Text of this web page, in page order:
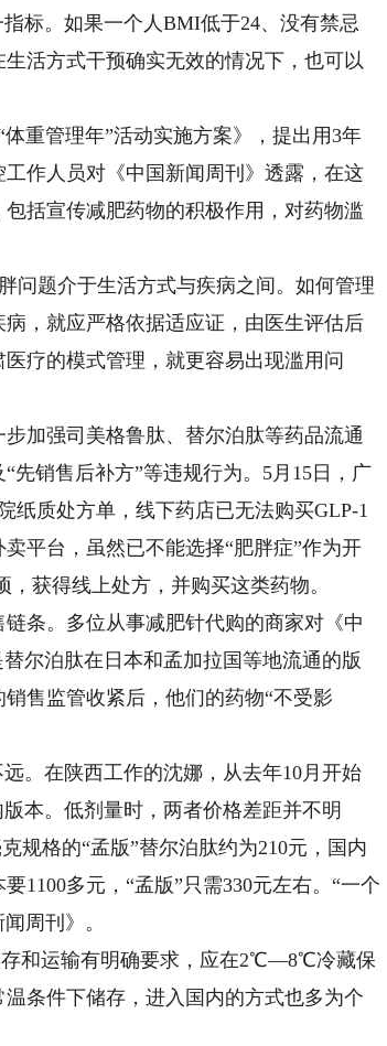
标。如果一个人BMI低于24、没有禁忌
活方式干预确实无效的情况下，也可以
重管理年”活动实施方案》，提出用3年
作人员对《中国新闻周刊》透露，在这
括宣传减肥药物的积极作用，对药物滥
题介于生活方式与疾病之间。如何管理
，就应严格依据适应证，由医生评估后
疗的模式管理，就更容易出现滥用问
加强司美格鲁肽、替尔泊肽等药品流通
先销售后补方”等违规行为。5月15日，广
纸质处方单，线下药店已无法购买GLP-1
平台，虽然已不能选择“肥胖症”作为开
获得线上处方，并购买这类药物。
条。多位从事减肥针代购的商家对《中
尔泊肽在日本和孟加拉国等地流通的版
售监管收紧后，他们的药物“不受影
。在陕西工作的沈娜，从去年10月开始
本。低剂量时，两者价格差距并不明
规格的“孟版”替尔泊肽约为210元，国内
1100多元，“孟版”只需330元左右。“一个
周刊》。
和运输有明确要求，应在2℃—8℃冷藏保
条件下储存，进入国内的方式也多为个